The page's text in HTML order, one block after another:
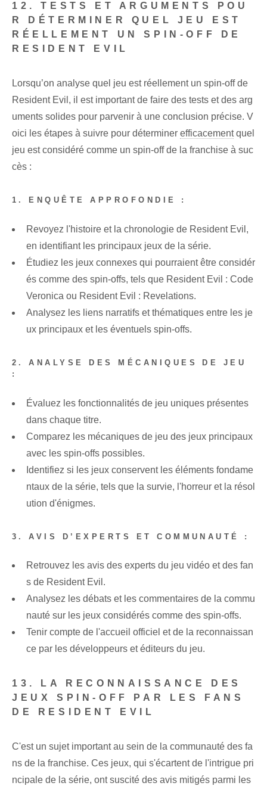
12. TESTS ET ARGUMENTS POU
R DÉTERMINER QUEL JEU EST
RÉELLEMENT UN SPIN-OFF DE
RESIDENT EVIL
Lorsqu’on analyse quel jeu est réellement un spin-off de
Resident Evil, il est important de faire des tests et des arg
uments solides pour parvenir à une conclusion précise. V
oici les étapes à suivre pour déterminer efficacementquel
jeu est considéré comme un spin-off de la franchise à suc
cès :
1. ENQUÊTE APPROFONDIE :
Revoyez l'histoire et la chronologie de Resident Evil,
en identifiant les principaux jeux de la série.
Étudiez les jeux connexes qui pourraient être considér
és comme des spin-offs, tels que Resident Evil : Code
Veronica ou Resident Evil : Revelations.
Analysez les liens narratifs et thématiques entre les je
ux principaux et les éventuels spin-offs.
2. ANALYSE DES MÉCANIQUES DE JEU
:
Évaluez les fonctionnalités de jeu uniques présentes
dans chaque titre.
Comparez les mécaniques de jeu des jeux principaux
avec les spin-offs possibles.
Identifiez si les jeux conservent les éléments fondame
ntaux de la série, tels que la survie, l'horreur et la résol
ution d'énigmes.
3. AVIS D’EXPERTS ET COMMUNAUTÉ :
Retrouvez les avis des experts du jeu vidéo et des fan
s de Resident Evil.
Analysez les débats et les commentaires de la commu
nauté sur les jeux considérés comme des spin-offs.
Tenir compte de l'accueil officiel et de la reconnaissan
ce par les développeurs et éditeurs du jeu.
13. LA RECONNAISSANCE DES
JEUX SPIN-OFF PAR LES FANS
DE RESIDENT EVIL
C'est un sujet important au sein de la communauté des fa
ns de la franchise. Ces jeux, qui s'écartent de l'intrigue pri
ncipale de la série, ont suscité des avis mitigés parmi les